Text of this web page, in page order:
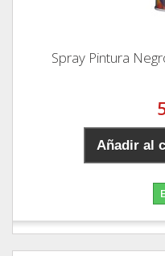
Spray Pintura
Añadir al